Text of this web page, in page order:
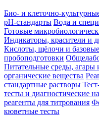
Био- и клеточно-
pH-стандарты Вода и
Готовые
Индикаторы, красители и
Кислоты, щёлочи и
пробоподготовки
Питательные среды, агары
органические вещества
стандартные растворы
тесты и диагностические
реагенты для титрования
кюветные тесты